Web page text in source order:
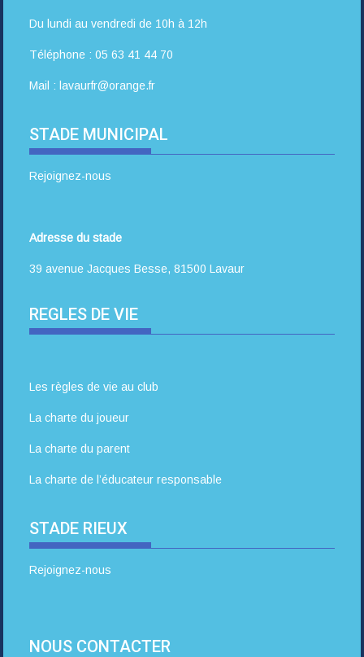
Du lundi au vendredi de 10h à 12h
Téléphone : 05 63 41 44 70
Mail : lavaurfr@orange.fr
STADE MUNICIPAL
Rejoignez-nous
Adresse du stade
39 avenue Jacques Besse, 81500 Lavaur
REGLES DE VIE
Les règles de vie au club
La charte du joueur
La charte du parent
La charte de l’éducateur responsable
STADE RIEUX
Rejoignez-nous
NOUS CONTACTER